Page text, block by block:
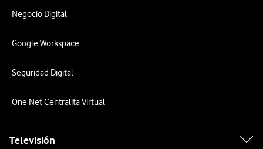
Negocio Digital
Google Workspace
Seguridad Digital
One Net Centralita Virtual
Televisión